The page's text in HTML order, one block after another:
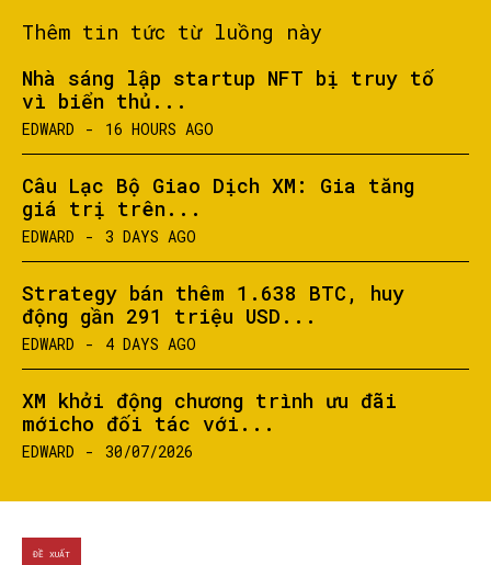
Thêm tin tức từ luồng này
Nhà sáng lập startup NFT bị truy tố
vì biển thủ...
EDWARD - 16 HOURS AGO
Câu Lạc Bộ Giao Dịch XM: Gia tăng
giá trị trên...
EDWARD - 3 DAYS AGO
Strategy bán thêm 1.638 BTC, huy
động gần 291 triệu USD...
EDWARD - 4 DAYS AGO
XM khởi động chương trình ưu đãi
mớicho đối tác với...
EDWARD - 30/07/2026
ĐỀ XUẤT